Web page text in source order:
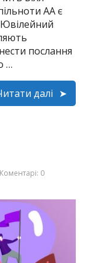
АА є
послання
…
далі
Коментарі: 0